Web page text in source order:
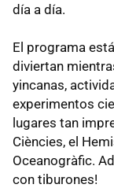
día a día.
El programa
diviertan
yincanas,
experimentos
lugares tan
Ciències, el
Oceanogràfic.
con tiburones!